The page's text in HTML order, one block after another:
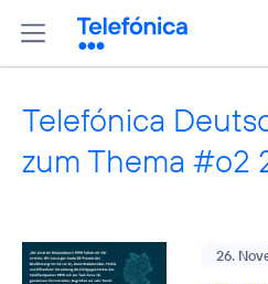
Telefónica
zum Thema #o2
26.